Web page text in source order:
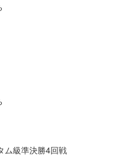
ム級準決勝4回戦